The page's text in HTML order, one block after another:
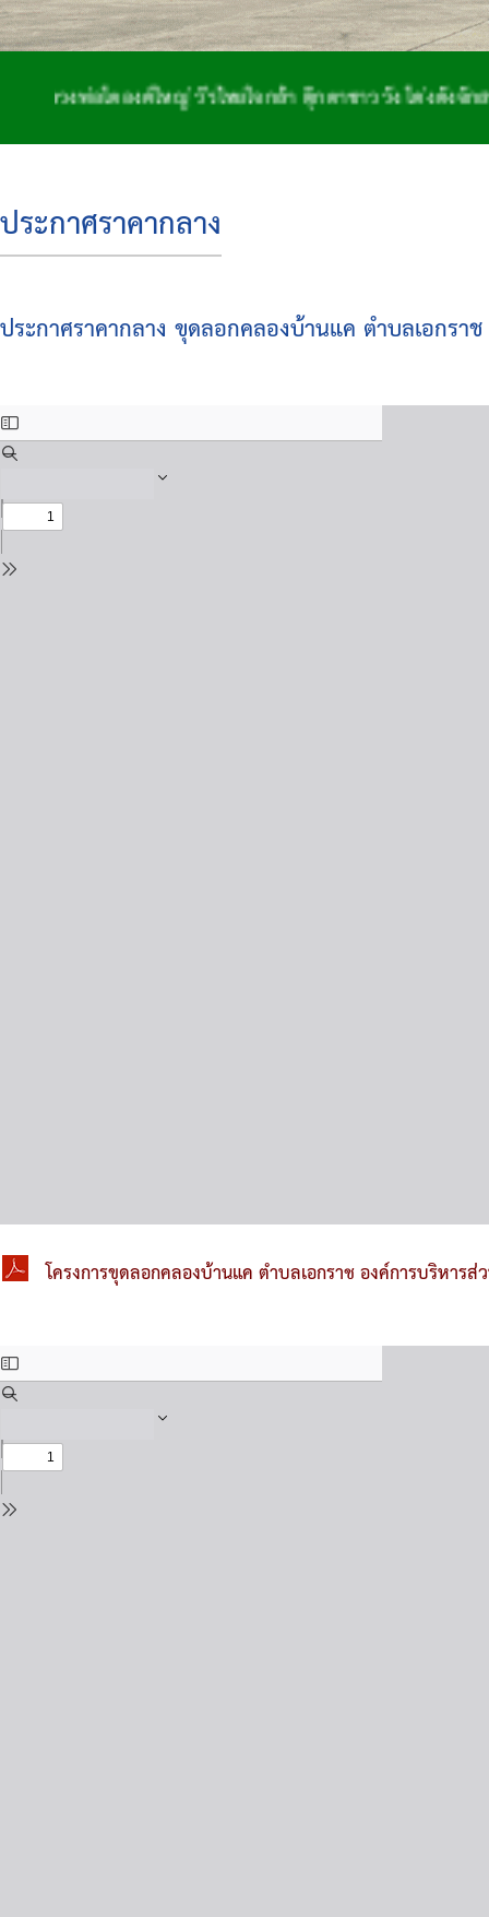
ตองค์ใหญ่ วีรไทยใจกล้า ตุ๊กตาชาววัง โด่งดังจักสาน ถิ่นฐา
ประกาศราคากลาง
ประกาศราคากลาง ขุดลอกคลองบ้านแค ตำบลเอกร
โครงการขุดลอกคลองบ้านแค ตำบลเอกราช องค์การบริหาร